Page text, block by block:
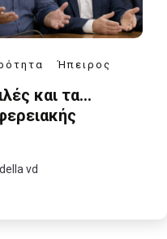
Ήπειρος
και τα…
vd